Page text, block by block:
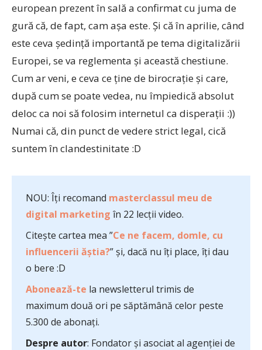
european prezent în sală a confirmat cu juma de
gură că, de fapt, cam așa este. Și că în aprilie, când
este ceva ședință importantă pe tema digitalizării
Europei, se va reglementa și această chestiune.
Cum ar veni, e ceva ce ține de birocrație și care,
după cum se poate vedea, nu împiedică absolut
deloc ca noi să folosim internetul ca disperații :))
Numai că, din punct de vedere strict legal, cică
suntem în clandestinitate :D
NOU: Îți recomand masterclassul meu de
digital marketing în 22 lecții video.
Citește cartea mea ”Ce ne facem, domle, cu
influencerii ăștia?” și, dacă nu îți place, îți dau
o bere :D
Abonează-te la newsletterul trimis de
maximum două ori pe săptămână celor peste
5.300 de abonați.
Despre autor: Fondator și asociat al agenției de